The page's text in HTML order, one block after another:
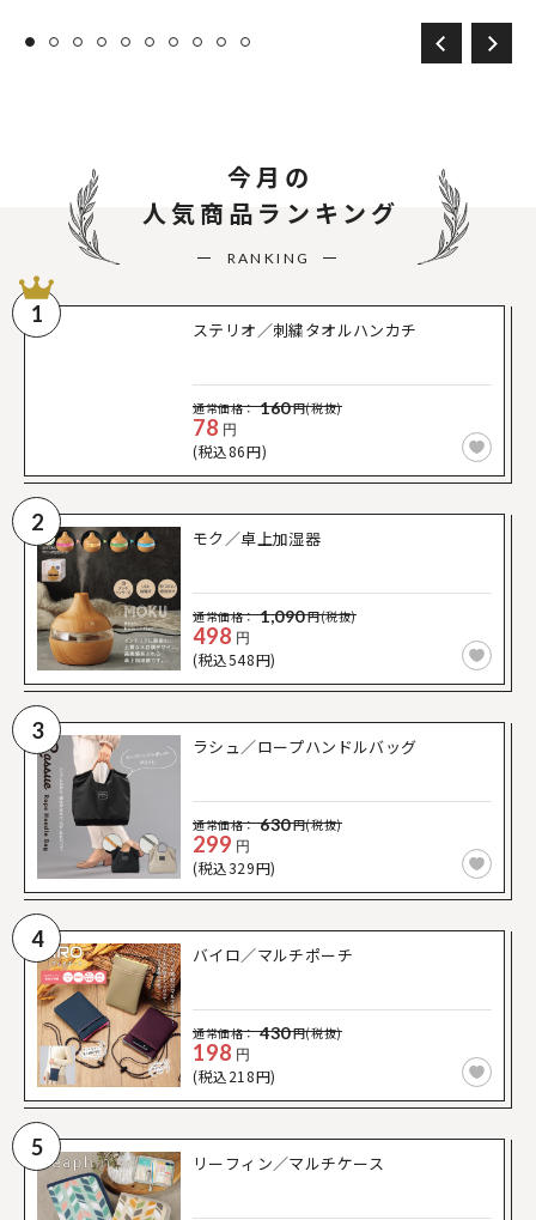
今月の
人気商品ランキング
RANKING
1
ステリオ／刺繍タオルハンカチ
通常価格： 160円(税抜)
78 円
(税込86円)
2
モク／卓上加湿器
通常価格： 1,090円(税抜)
498 円
(税込548円)
3
ラシュ／ロープハンドルバッグ
通常価格： 630円(税抜)
299 円
(税込329円)
4
バイロ／マルチポーチ
通常価格： 430円(税抜)
198 円
(税込218円)
5
リーフィン／マルチケース